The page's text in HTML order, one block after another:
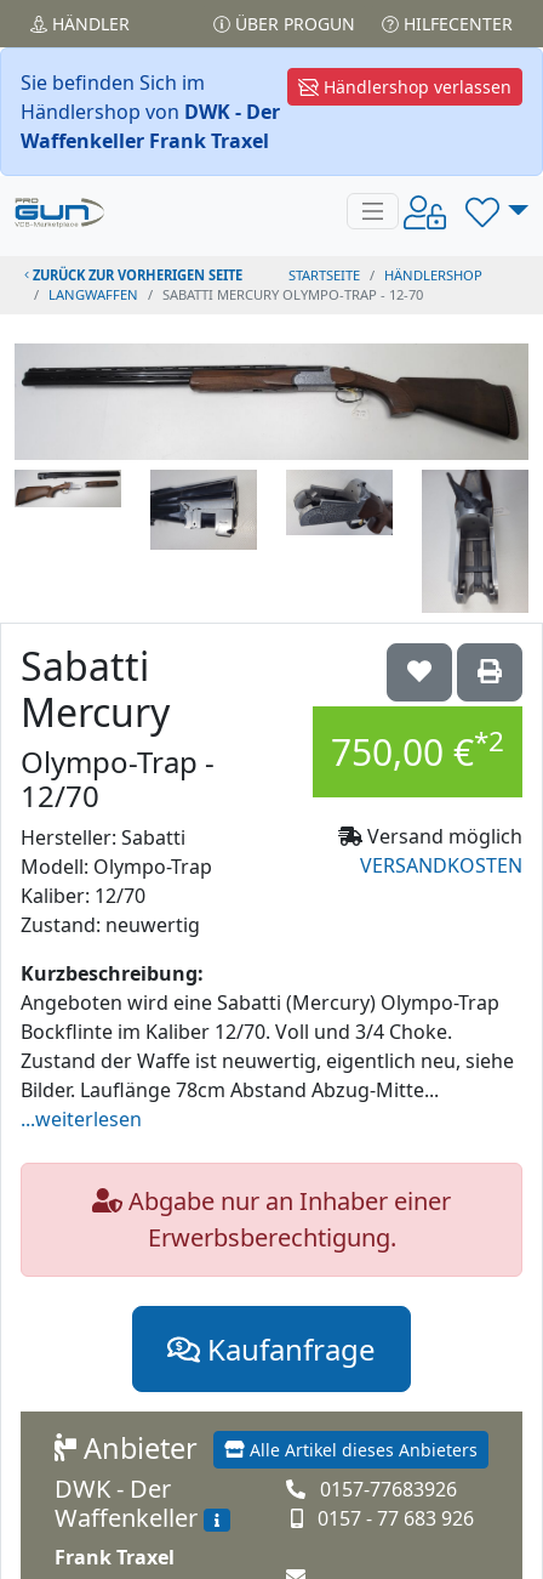
HÄNDLER ÜBER PROGUN HILFECENTER
Händlershop verlassen
Sie befinden Sich im
Händlershop von DWK - Der
Waffenkeller Frank Traxel
ZURÜCK ZUR VORHERIGEN SEITE STARTSEITE
HÄNDLERSHOP
LANGWAFFEN
SABATTI MERCURY OLYMPO-TRAP - 12-70
750,00 €*2
Versand möglich
VERSANDKOSTEN
Sabatti
Mercury
Olympo-Trap -
12/70
Hersteller: Sabatti
Modell: Olympo-Trap
Kaliber: 12/70
Zustand: neuwertig
Kurzbeschreibung:
Angeboten wird eine Sabatti (Mercury) Olympo-Trap
Bockflinte im Kaliber 12/70. Voll und 3/4 Choke.
Zustand der Waffe ist neuwertig, eigentlich neu, siehe
Bilder. Lauflänge 78cm Abstand Abzug-Mitte...
...weiterlesen
Abgabe nur an Inhaber einer
Erwerbsberechtigung.
Kaufanfrage
Alle Artikel dieses Anbieters
Anbieter
DWK - Der
Waffenkeller
Frank Traxel
0157-77683926
0157 - 77 683 926